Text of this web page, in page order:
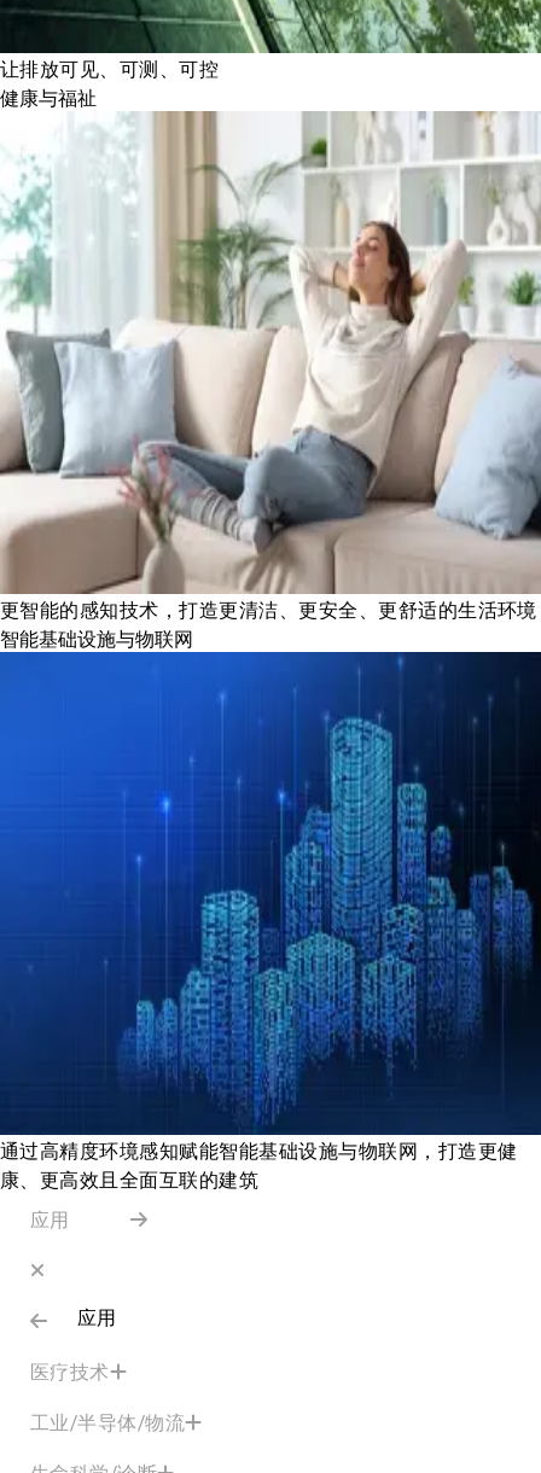
让排放可见、可测、可控
健康与福祉
更智能的感知技术，打造更清洁、更安全、更舒适的生活环境
智能基础设施与物联网
通过高精度环境感知赋能智能基础设施与物联网，打造更健
康、更高效且全面互联的建筑
应用
应用
医疗技术
工业/半导体/物流